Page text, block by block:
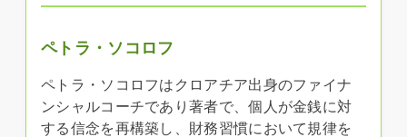
ペトラ・ソコロフ
ペトラ・ソコロフはクロアチア出身のファイナ
ンシャルコーチであり著者で、個人が金銭に対
する信念を再構築し、財務習慣において規律を